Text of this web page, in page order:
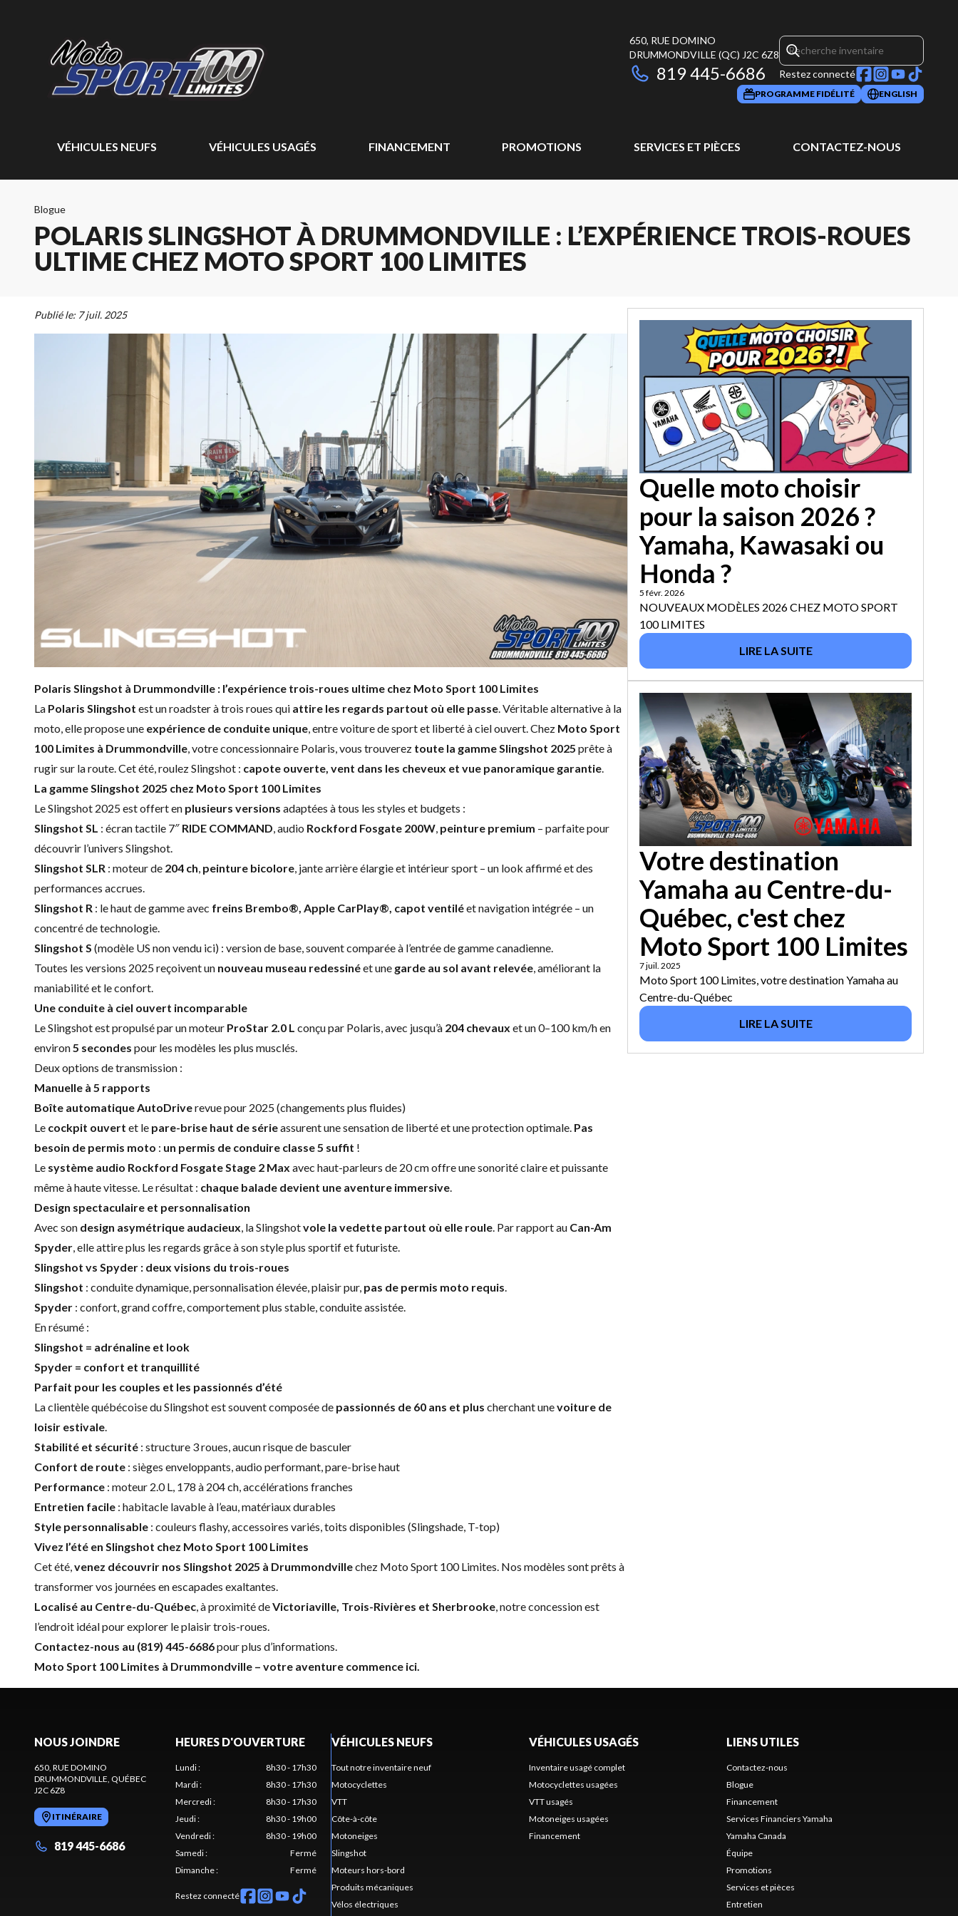
650, RUE DOMINO
DRUMMONDVILLE (QC) J2C 6Z8
819 445-6686 Restez connecté
PROGRAMME FIDÉLITÉ ENGLISH
VÉHICULES NEUFS VÉHICULES USAGÉS FINANCEMENT PROMOTIONS SERVICES ET PIÈCES CONTACTEZ-NOUS
Blogue
POLARIS SLINGSHOT À DRUMMONDVILLE : L’EXPÉRIENCE TROIS-ROUES
ULTIME CHEZ MOTO SPORT 100 LIMITES
Publié le: 7 juil. 2025
Polaris Slingshot à Drummondville : l’expérience trois-roues ultime chez Moto Sport 100 Limites
La Polaris Slingshot est un roadster à trois roues qui attire les regards partout où elle passe. Véritable alternative à la
moto, elle propose une expérience de conduite unique, entre voiture de sport et liberté à ciel ouvert. Chez Moto Sport
100 Limites à Drummondville, votre concessionnaire Polaris, vous trouverez toute la gamme Slingshot 2025 prête à
rugir sur la route. Cet été, roulez Slingshot : capote ouverte, vent dans les cheveux et vue panoramique garantie.
La gamme Slingshot 2025 chez Moto Sport 100 Limites
Le Slingshot 2025 est offert en plusieurs versions adaptées à tous les styles et budgets :
Slingshot SL : écran tactile 7″ RIDE COMMAND, audio Rockford Fosgate 200W, peinture premium – parfaite pour
découvrir l’univers Slingshot.
Slingshot SLR : moteur de 204 ch, peinture bicolore, jante arrière élargie et intérieur sport – un look affirmé et des
performances accrues.
Slingshot R : le haut de gamme avec freins Brembo®, Apple CarPlay®, capot ventiléet navigation intégrée – un
concentré de technologie.
Slingshot S (modèle US non vendu ici) : version de base, souvent comparée à l’entrée de gamme canadienne.
Toutes les versions 2025 reçoivent un nouveau museau redessinéet une garde au sol avant relevée, améliorant la
maniabilité et le confort.
Une conduite à ciel ouvert incomparable
Le Slingshot est propulsé par un moteur ProStar 2.0 L conçu par Polaris, avec jusqu’à 204 chevaux et un 0–100 km/h en
environ5 secondes pour les modèles les plus musclés.
Deux options de transmission :
Manuelle à 5 rapports
Boîte automatique AutoDriverevue pour 2025 (changements plus fluides)
Le cockpit ouvert et le pare-brise haut de sérieassurent une sensation de liberté et une protection optimale. Pas
besoin de permis moto : un permis de conduire classe 5 suffit !
Le système audio Rockford Fosgate Stage 2 Max avec haut-parleurs de 20 cm offre une sonorité claire et puissante
même à haute vitesse. Le résultat : chaque balade devient une aventure immersive.
Design spectaculaire et personnalisation
Avec son design asymétrique audacieux, la Slingshotvole la vedette partout où elle roule. Par rapport au Can-Am
Spyder, elle attire plus les regards grâce à son style plus sportif et futuriste.
Slingshot vs Spyder : deux visions du trois-roues
Slingshot : conduite dynamique, personnalisation élevée, plaisir pur, pas de permis moto requis.
Spyder : confort, grand coffre, comportement plus stable, conduite assistée.
En résumé :
Slingshot = adrénaline et look
Spyder = confort et tranquillité
Parfait pour les couples et les passionnés d’été
La clientèle québécoise du Slingshot est souvent composée de passionnés de 60 ans et plus cherchant unevoiture de
loisir estivale.
Stabilité et sécurité : structure 3 roues, aucun risque de basculer
Confort de route : sièges enveloppants, audio performant, pare-brise haut
Performance : moteur 2.0 L, 178 à 204 ch, accélérations franches
Entretien facile : habitacle lavable à l’eau, matériaux durables
Style personnalisable : couleurs flashy, accessoires variés, toits disponibles (Slingshade, T-top)
Vivez l’été en Slingshot chez Moto Sport 100 Limites
Cet été,venez découvrir nos Slingshot 2025 à Drummondvillechez Moto Sport 100 Limites. Nos modèles sont prêts à
transformer vos journées en escapades exaltantes.
Localisé au Centre-du-Québec, à proximité deVictoriaville, Trois-Rivières et Sherbrooke, notre concession est
l’endroit idéal pour explorer le plaisir trois-roues.
Contactez-nous au (819) 445-6686pour plus d’informations.
Moto Sport 100 Limites à Drummondville – votre aventure commence ici.
Quelle moto choisir
pour la saison 2026 ?
Yamaha, Kawasaki ou
Honda ?
5 févr. 2026
NOUVEAUX MODÈLES 2026 CHEZ MOTO SPORT
100 LIMITES
LIRE LA SUITE
Votre destination
Yamaha au Centre-du-
Québec, c'est chez
Moto Sport 100 Limites
7 juil. 2025
Moto Sport 100 Limites, votre destination Yamaha au
Centre-du-Québec
LIRE LA SUITE
NOUS JOINDRE
650, RUE DOMINO
DRUMMONDVILLE, QUÉBEC
J2C 6Z8
ITINÉRAIRE
819 445-6686
HEURES D'OUVERTURE
Lundi:
8h30 - 17h30
Mardi:
8h30 - 17h30
Mercredi:
8h30 - 17h30
Jeudi:
8h30 - 19h00
Vendredi:
8h30 - 19h00
Samedi:
Fermé
Dimanche: Fermé
Restez connecté
VÉHICULES NEUFS
Tout notre inventaire neuf
Motocyclettes
VTT
Côte-à-côte
Motoneiges
Slingshot
Moteurs hors-bord
Produits mécaniques
Vélos électriques
VÉHICULES USAGÉS
Inventaire usagé complet
Motocyclettes usagées
VTT usagés
Motoneiges usagées
Financement
LIENS UTILES
Contactez-nous
Blogue
Financement
Services Financiers Yamaha
Yamaha Canada
Équipe
Promotions
Services et pièces
Entretien